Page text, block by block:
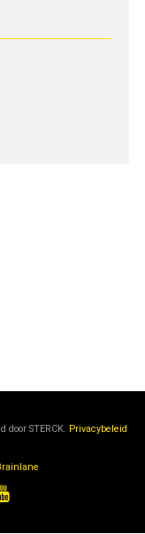
door STERCK. Privacybeleid